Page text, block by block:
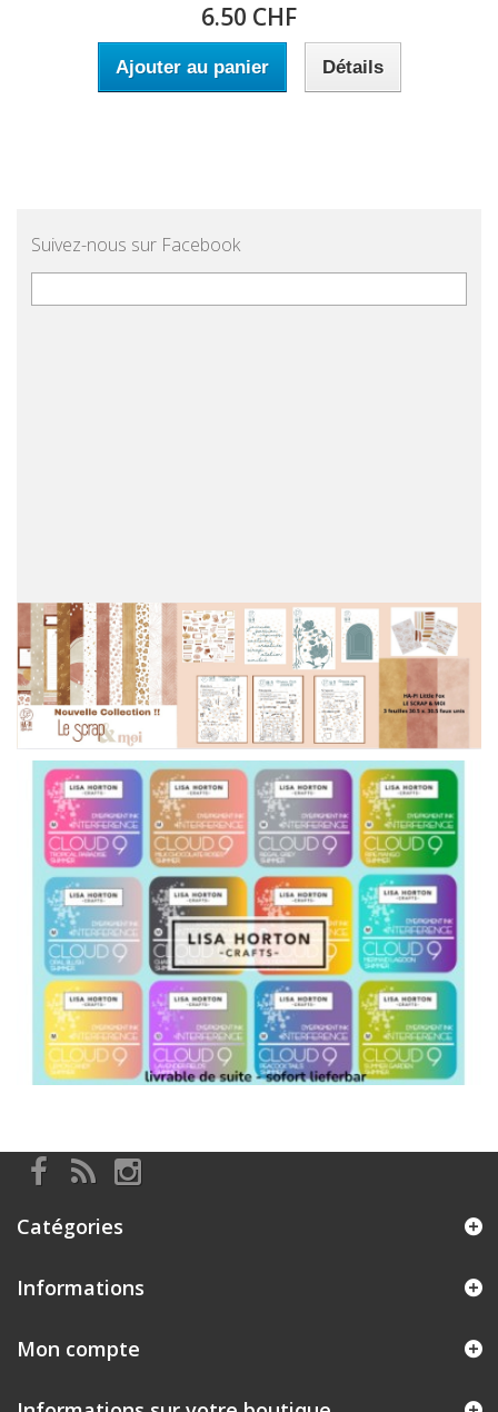
6.50 CHF
Ajouter au panier Détails
Suivez-nous sur Facebook
Catégories
Informations
Mon compte